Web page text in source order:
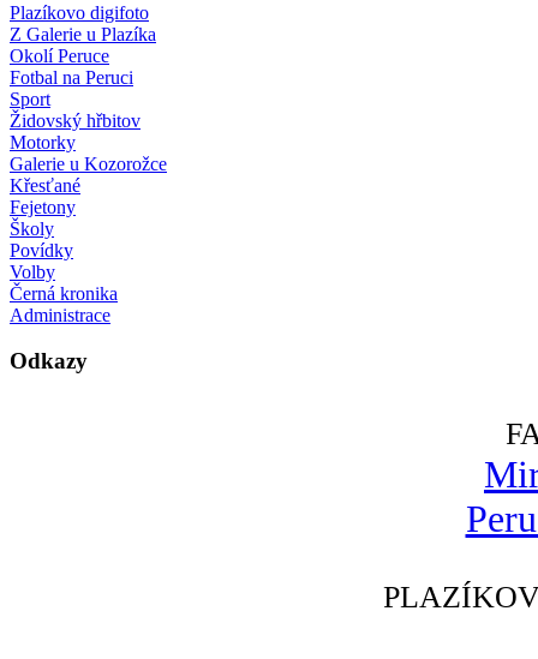
Plazíkovo digifoto
Z Galerie u Plazíka
Okolí Peruce
Fotbal na Peruci
Sport
Židovský hřbitov
Motorky
Galerie u Kozorožce
Křesťané
Fejetony
Školy
Povídky
Volby
Černá kronika
Administrace
Odkazy